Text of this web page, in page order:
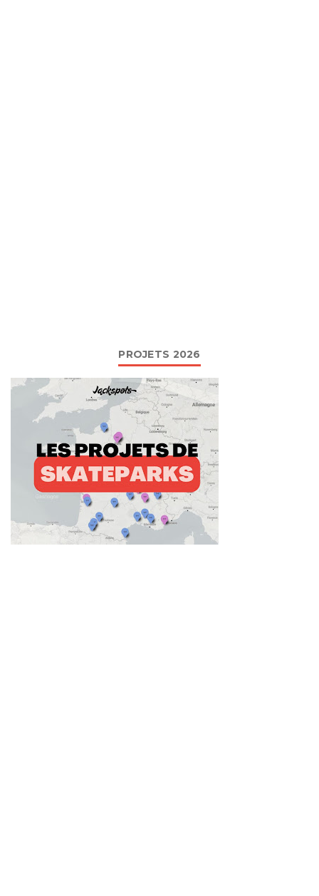
PROJETS 2026